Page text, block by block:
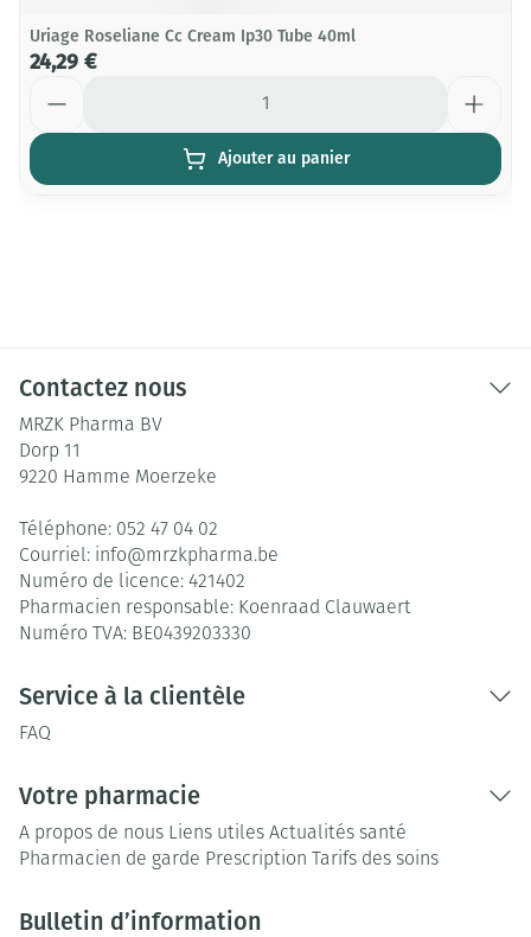
Uriage Roseliane Cc Cream Ip30 Tube 40ml
24,29 €
Ajouter au panier
Contactez nous
MRZK Pharma BV
Dorp 11
9220 Hamme Moerzeke
Téléphone: 052 47 04 02
Courriel: info@mrzkpharma.be
Numéro de licence: 421402
Pharmacien responsable: Koenraad Clauwaert
Numéro TVA: BE0439203330
Service à la clientèle
FAQ
Votre pharmacie
A propos de nous Liens utiles Actualités santé
Pharmacien de garde Prescription Tarifs des soins
Bulletin d’information